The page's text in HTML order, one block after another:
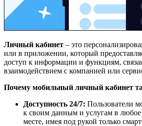
Личный кабинет – это
или в приложении, который
доступ к информации и функциям,
взаимодействием с компанией или
Почему мобильный личный кабинет
Доступность 24/7: Пользователи
к своим данным и услугам в
месте, имея под рукой только